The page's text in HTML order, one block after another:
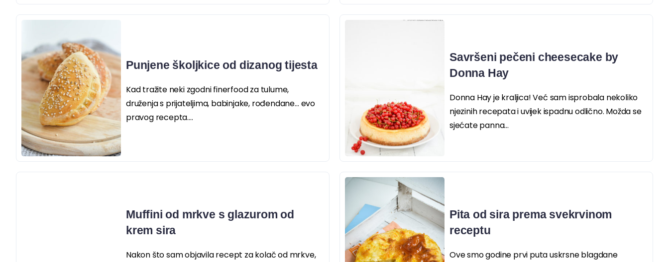
Punjene školjkice od dizanog tijesta
Kad tražite neki zgodni finerfood za tulume,
druženja s prijateljima, babinjake, rođendane… evo
pravog recepta....
Savršeni pečeni cheesecake by
Donna Hay
Donna Hay je kraljica! Već sam isprobala nekoliko
njezinih recepata i uvijek ispadnu odlično. Možda se
sjećate panna...
Muffini od mrkve s glazurom od
krem sira
Nakon što sam objavila recept za kolač od mrkve,
Pita od sira prema svekrvinom
receptu
Ove smo godine prvi puta uskrsne blagdane